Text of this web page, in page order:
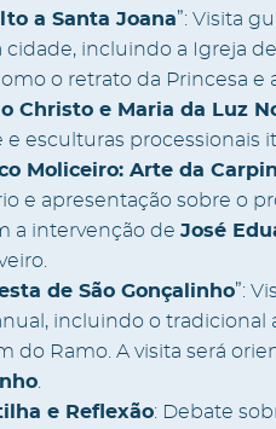
a Santa Joana”: Visita
cidade, incluindo a Igreja
o retrato da Princesa e
Christo e Maria da Luz
esculturas processionais
Moliceiro: Arte da
e apresentação sobre o
a intervenção de José
de São Gonçalinho”:
incluindo o tradicional
do Ramo. A visita será
e Reflexão: Debate